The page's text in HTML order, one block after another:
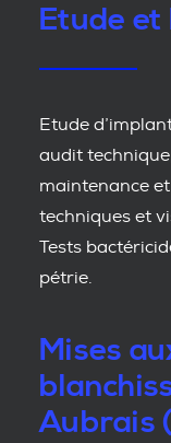
Etude et
Etude
audit
maintenance
techniques et
Tests
pétrie.
Mises
Aubrais